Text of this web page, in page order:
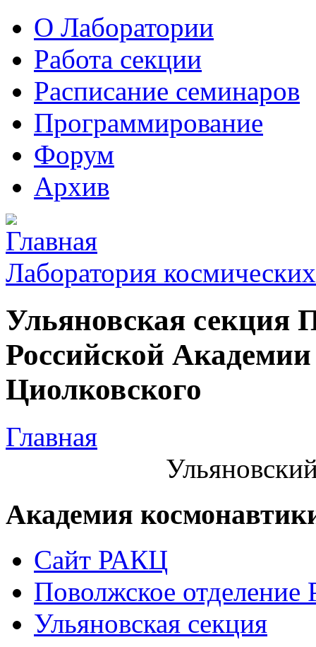
О Лаборатории
Работа секции
Расписание семинаров
Программирование
Форум
Архив
Лаборатория
Ульяновская секция
Российской
Циолковского
Главная
Академия
Сайт РАКЦ
Поволжское
Ульяновская секция